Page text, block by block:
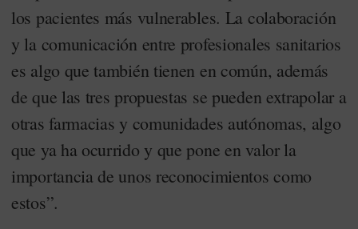
los pacientes más vulnerables. La colaboración
y la comunicación entre profesionales sanitarios
es algo que también tienen en común, además
de que las tres propuestas se pueden extrapolar a
otras farmacias y comunidades autónomas, algo
que ya ha ocurrido y que pone en valor la
importancia de unos reconocimientos como
estos”.